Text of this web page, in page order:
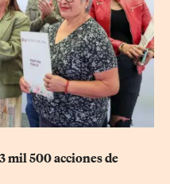
mil 500 acciones de